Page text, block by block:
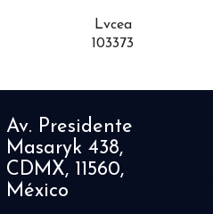
Lvcea
103373
Av. Presidente
Masaryk 438,
CDMX, 11560,
México